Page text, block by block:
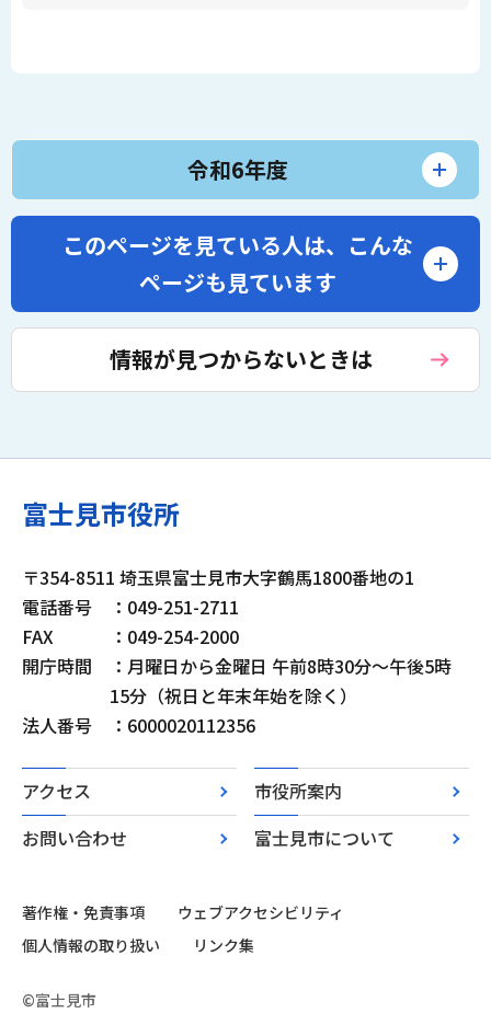
令和6年度
このページを見ている人は、 こんな
ページも見ています
情報が見つからないときは
富士見市役所
〒354-8511 埼玉県富士見市大字鶴馬1800番地の1
電話番号
：049-251-2711
FAX
：049-254-2000
開庁時間
：月曜日から金曜日 午前8時30分～午後5時
15分（祝日と年末年始を除く）
法人番号
：6000020112356
アクセス
市役所案内
お問い合わせ
富士見市について
著作権・免責事項
ウェブアクセシビリティ
個人情報の取り扱い
リンク集
©富士見市